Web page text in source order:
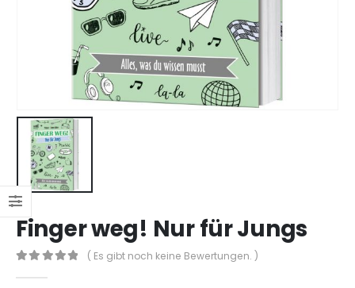
Finger weg! Nur für Jungs
( Es gibt noch keine Bewertungen. )